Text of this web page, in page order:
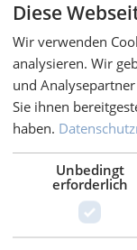
Diese
Wir verwenden
analysieren. Wir
und
Sie ihnen
haben.
Unbedingt
erforderlich